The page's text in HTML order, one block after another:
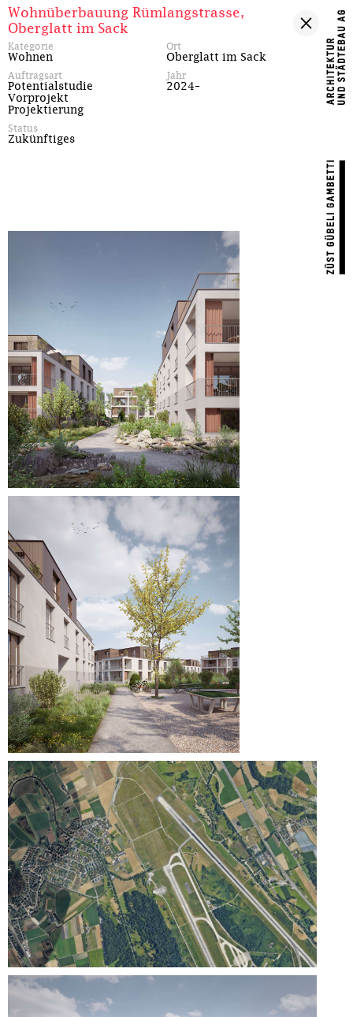
Wohnüberbauung Rümlangstrasse,
Oberglatt im Sack
Kategorie
Wohnen
Ort
Oberglatt im Sack
Auftragsart
Potentialstudie
Vorprojekt
Projektierung
Jahr
2024–
Status
Zukünftiges